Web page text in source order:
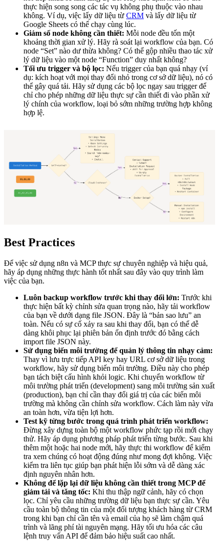
thực hiện song song các tác vụ không phụ thuộc vào nhau
không. Ví dụ, việc lấy dữ liệu từ CRM và lấy dữ liệu từ
Google Sheets có thể chạy cùng lúc.
Giảm số node không cần thiết: Mỗi node đều tốn một
khoảng thời gian xử lý. Hãy rà soát lại workflow của bạn. Có
node “Set” nào dư thừa không? Có thể gộp nhiều thao tác xử
lý dữ liệu vào một node “Function” duy nhất không?
Tối ưu trigger và bộ lọc: Nếu trigger của bạn quá nhạy (ví
dụ: kích hoạt với mọi thay đổi nhỏ trong cơ sở dữ liệu), nó có
thể gây quá tải. Hãy sử dụng các bộ lọc ngay sau trigger để
chỉ cho phép những dữ liệu thực sự cần thiết đi vào phần xử
lý chính của workflow, loại bỏ sớm những trường hợp không
hợp lệ.
Best Practices
Để việc sử dụng n8n và MCP thực sự chuyên nghiệp và hiệu quả,
hãy áp dụng những thực hành tốt nhất sau đây vào quy trình làm
việc của bạn.
Luôn backup workflow trước khi thay đổi lớn: Trước khi
thực hiện bất kỳ chỉnh sửa quan trọng nào, hãy tải workflow
của bạn về dưới dạng file JSON. Đây là “bản sao lưu” an
toàn. Nếu có sự cố xảy ra sau khi thay đổi, bạn có thể dễ
dàng khôi phục lại phiên bản ổn định trước đó bằng cách
import file JSON này.
Sử dụng biến môi trường để quản lý thông tin nhạy cảm:
Thay vì lưu trực tiếp API key hay URL cơ sở dữ liệu trong
workflow, hãy sử dụng biến môi trường. Điều này cho phép
bạn tách biệt cấu hình khỏi logic. Khi chuyển workflow từ
môi trường phát triển (development) sang môi trường sản xuất
(production), bạn chỉ cần thay đổi giá trị của các biến môi
trường mà không cần chỉnh sửa workflow. Cách làm này vừa
an toàn hơn, vừa tiện lợi hơn.
Test kỹ từng bước trong quá trình phát triển workflow:
Đừng xây dựng toàn bộ một workflow phức tạp rồi mới chạy
thử. Hãy áp dụng phương pháp phát triển từng bước. Sau khi
thêm một hoặc hai node mới, hãy thực thi workflow để kiểm
tra xem chúng có hoạt động đúng như mong đợi không. Việc
kiểm tra liên tục giúp bạn phát hiện lỗi sớm và dễ dàng xác
định nguyên nhân hơn.
Không để lặp lại dữ liệu không cần thiết trong MCP để
giảm tải và tăng tốc: Khi thu thập ngữ cảnh, hãy có chọn
lọc. Chỉ yêu cầu những trường dữ liệu bạn thực sự cần. Yêu
cầu toàn bộ thông tin của một đối tượng khách hàng từ CRM
trong khi bạn chỉ cần tên và email của họ sẽ làm chậm quá
trình và lãng phí tài nguyên mạng. Hãy tối ưu hóa các câu
lệnh truy vấn API để đảm bảo hiệu suất cao nhất.